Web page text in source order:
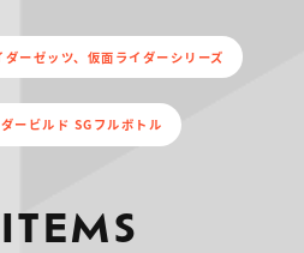
ーゼッツ、仮面ライダーシリーズ
ービルド SGフルボトル